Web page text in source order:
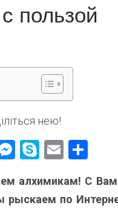
пользой
нею!
Messenger
Skype
Email
алхимикам! С
рыскаем по